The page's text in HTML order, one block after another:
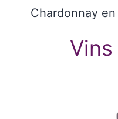
Chardonnay en
Vins